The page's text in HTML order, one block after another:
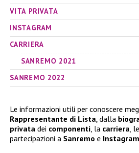
VITA PRIVATA
INSTAGRAM
CARRIERA
SANREMO 2021
SANREMO 2022
Le informazioni utili per conoscere
Rappresentante di Lista , dalla
privata dei componenti , la carriera , le
partecipazioni a Sanremo e Instagram